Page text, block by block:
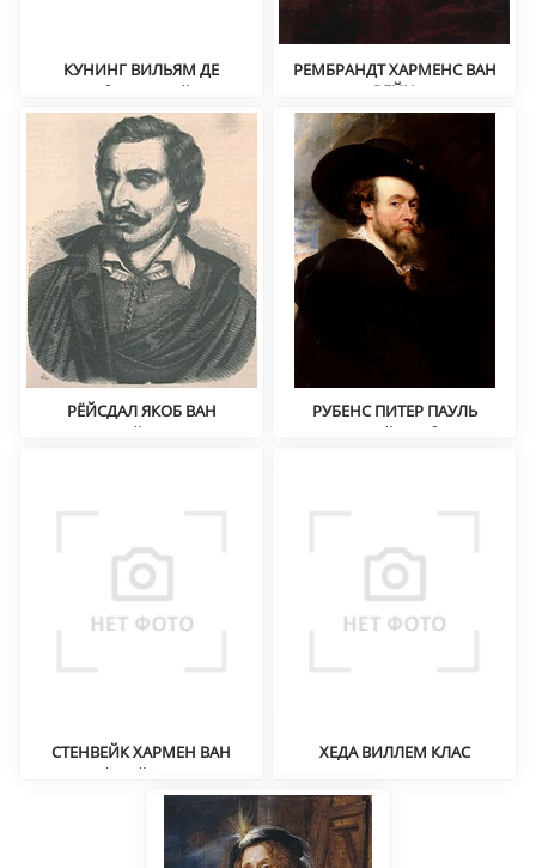
КУНИНГ ВИЛЬЯМ ДЕ
Абстрактный
экспрессионизм
РЕМБРАНДТ ХАРМЕНС ВАН
РЕЙН
Живопись, офорт
РЁЙСДАЛ ЯКОБ ВАН
Пейзаж
РУБЕНС ПИТЕР ПАУЛЬ
Портрет, пейзаж, барокко
СТЕНВЕЙК ХАРМЕН ВАН
Философский натюрморт
ХЕДА ВИЛЛЕМ КЛАС